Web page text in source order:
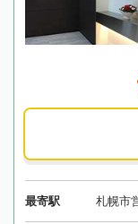
最寄駅 札幌市